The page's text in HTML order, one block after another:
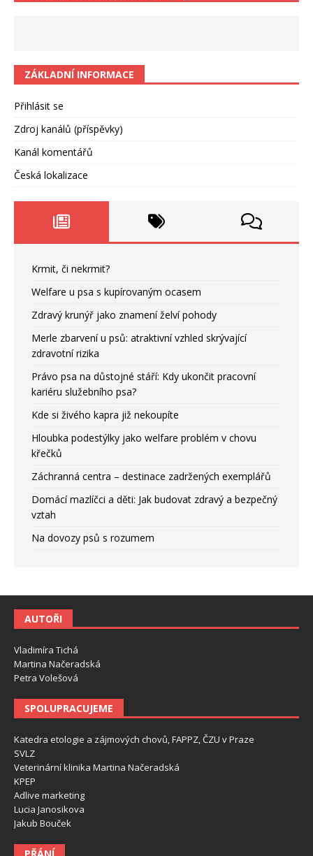
ZÁKLADNÍ INFORMACE
Přihlásit se
Zdroj kanálů (příspěvky)
Kanál komentářů
Česká lokalizace
Krmit, či nekrmit?
Welfare u psa s kupírovaným ocasem
Zdravý krunýř jako znamení želví pohody
Merle zbarvení u psů: atraktivní vzhled skrývající
zdravotní rizika
Právo psa na důstojné stáří: Kdy ukončit pracovní
kariéru služebního psa?
Kde si živého kapra již nekoupíte
Hloubka podestýlky jako welfare problém v chovu
křečků
Záchranná centra – destinace zadržených exemplářů
Domácí mazlíčci a děti: Jak budovat zdravý a bezpečný
vztah
Na dovozy psů s rozumem
AUTOŘI
Vladimíra Tichá
Martina Načeradská
Petra Volešová
SPOLUPRACUJEME
Katedra etologie a zájmových chovů, FAPPZ, ČZU v Praze
SVLZ
Veterinární klinika Martina Načeradská
KPEP
Adlive marketing
Lucia Janosikova
Jakub Bouček